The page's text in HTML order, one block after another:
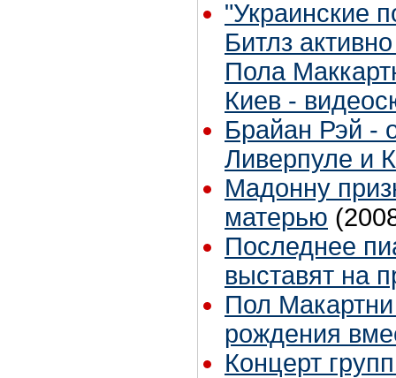
"Украинские
Битлз
Пола
Киев -
Брайан Рэй -
Ливерпуле и
Мадонну
матерью
Последнее
выставят на
Пол
рождения
Концерт